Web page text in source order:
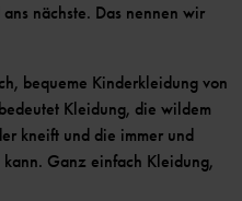
nächste. Das nennen wir
bequeme Kinderkleidung von
Kleidung, die wildem
kneift und die immer und
Ganz einfach Kleidung,